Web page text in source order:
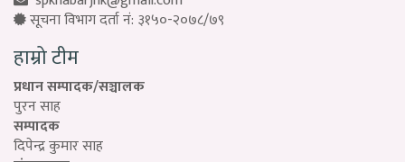
सूचना विभाग दर्ता नं: ३१५०-२०७८/७९
हाम्रो टीम
प्रधान सम्पादक/सञ्चालक
पुरन साह
सम्पादक
दिपेन्द्र कुमार साह